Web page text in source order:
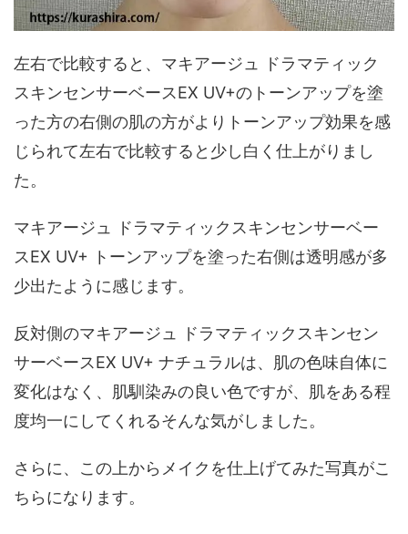
左右で比較すると、マキアージュ ドラマティック
スキンセンサーベースEX UV+のトーンアップを塗
った方の右側の肌の方がよりトーンアップ効果を感
じられて左右で比較すると少し白く仕上がりまし
た。
マキアージュ ドラマティックスキンセンサーベー
スEX UV+ トーンアップを塗った右側は透明感が多
少出たように感じます。
反対側のマキアージュ ドラマティックスキンセン
サーベースEX UV+ ナチュラルは、肌の色味自体に
変化はなく、肌馴染みの良い色ですが、肌をある程
度均一にしてくれるそんな気がしました。
さらに、この上からメイクを仕上げてみた写真がこ
ちらになります。